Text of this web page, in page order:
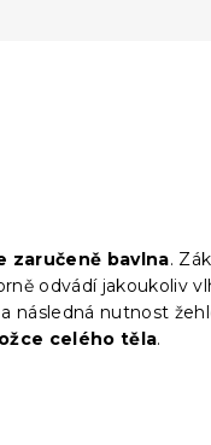
zaručeně bavlna.
odvádí jakoukoliv
následná nutnost
celého těla.